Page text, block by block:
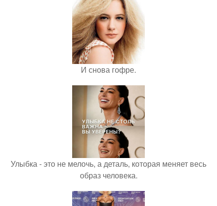
И снова гофре.
Улыбка - это не мелочь, а деталь, которая меняет весь
образ человека.